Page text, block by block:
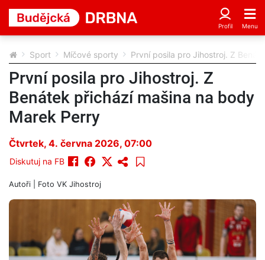
Sport Míčové sporty První posila pro Jihostroj. Z
První posila pro Jihostroj. Z
Benátek přichází mašina na body
Marek Perry
Čtvrtek, 4. června 2026, 07:00
Diskutuj na FB
Autoři | Foto VK Jihostroj